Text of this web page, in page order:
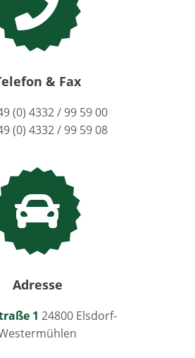
& Fax
(0) 4332 / 99 59 00
(0) 4332 / 99 59 08
Adresse
1 24800 Elsdorf-